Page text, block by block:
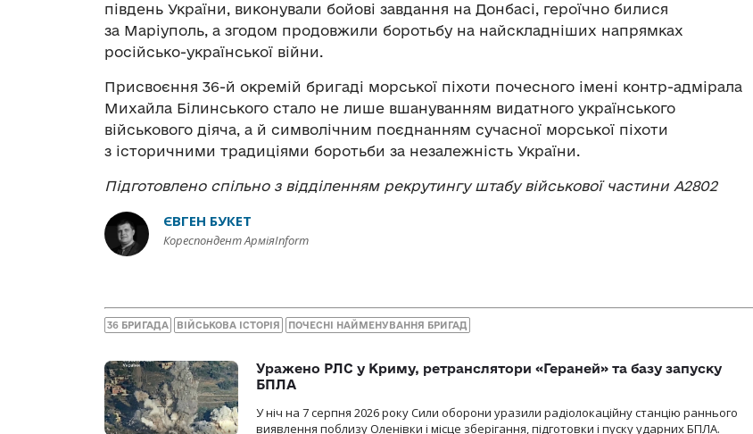
південь України, виконували бойові завдання на Донбасі, героїчно билися
за Маріуполь, а згодом продовжили боротьбу на найскладніших напрямках
російсько-української війни.
Присвоєння 36-й окремій бригаді морської піхоти почесного імені контр-адмірала
Михайла Білинського стало не лише вшануванням видатного українського
військового діяча, а й символічним поєднанням сучасної морської піхоти
з історичними традиціями боротьби за незалежність України.
Підготовлено спільно з відділенням рекрутингу штабу військової частини А2802
ЄВГЕН БУКЕТ
Кореспондент АрміяInform
36 БРИГАДА ВІЙСЬКОВА ІСТОРІЯ ПОЧЕСНІ НАЙМЕНУВАННЯ БРИГАД
Уражено РЛС у Криму, ретранслятори «Гераней» та базу запуску
БПЛА
У ніч на 7 серпня 2026 року Сили оборони уразили радіолокаційну станцію раннього
виявлення поблизу Оленівки і місце зберігання, підготовки і пуску ударних БПЛА.